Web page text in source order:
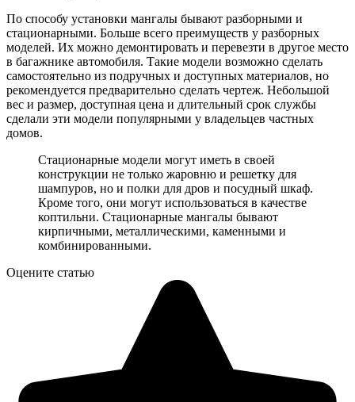
По способу установки мангалы бывают разборными и
стационарными. Больше всего преимуществ у разборных
моделей. Их можно демонтировать и перевезти в другое место
в багажнике автомобиля. Такие модели возможно сделать
самостоятельно из подручных и доступных материалов, но
рекомендуется предварительно сделать чертеж. Небольшой
вес и размер, доступная цена и длительный срок службы
сделали эти модели популярными у владельцев частных
домов.
Стационарные модели могут иметь в своей
конструкции не только жаровню и решетку для
шампуров, но и полки для дров и посудный шкаф.
Кроме того, они могут использоваться в качестве
коптильни. Стационарные мангалы бывают
кирпичными, металлическими, каменными и
комбинированными.
Оцените статью